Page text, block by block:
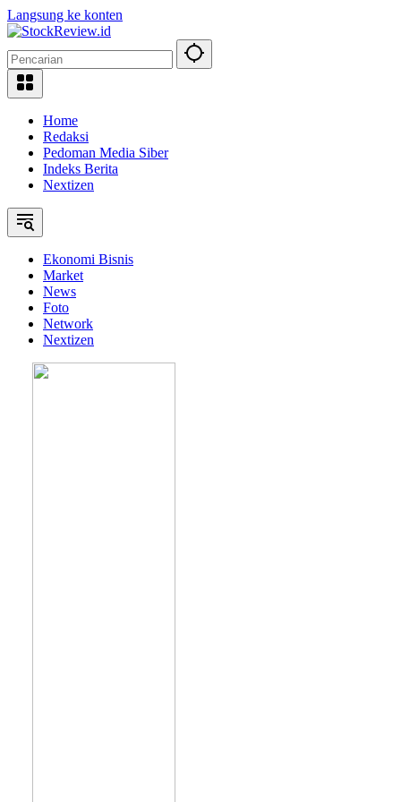
Langsung ke konten
Home
Redaksi
Pedoman Media Siber
Indeks Berita
Nextizen
Ekonomi Bisnis
Market
News
Foto
Network
Nextizen